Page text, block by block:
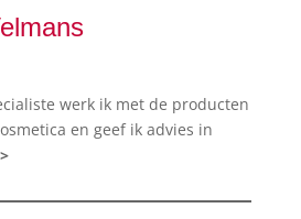
werk ik met de producten
en geef ik advies in